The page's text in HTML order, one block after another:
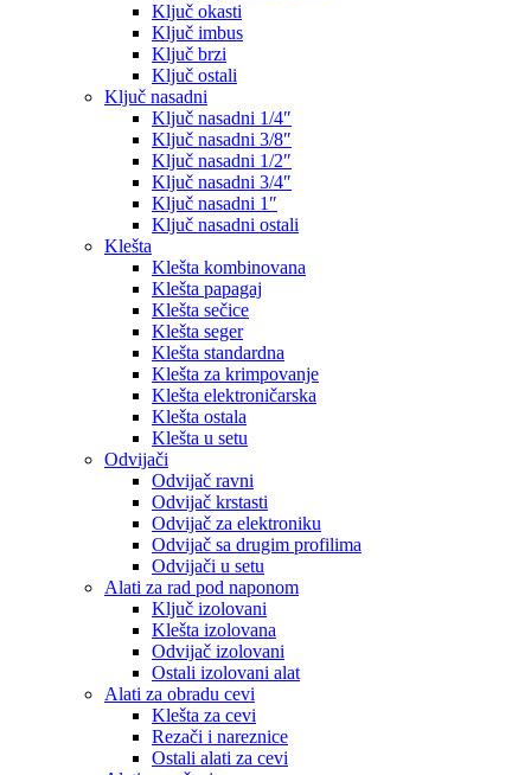
Ključ okasti
Ključ imbus
Ključ brzi
Ključ ostali
Ključ nasadni
Ključ nasadni 1/4″
Ključ nasadni 3/8″
Ključ nasadni 1/2″
Ključ nasadni 3/4″
Ključ nasadni 1″
Ključ nasadni ostali
Klešta
Klešta kombinovana
Klešta papagaj
Klešta sečice
Klešta seger
Klešta standardna
Klešta za krimpovanje
Klešta elektroničarska
Klešta ostala
Klešta u setu
Odvijači
Odvijač ravni
Odvijač krstasti
Odvijač za elektroniku
Odvijač sa drugim profilima
Odvijači u setu
Alati za rad pod naponom
Ključ izolovani
Klešta izolovana
Odvijač izolovani
Ostali izolovani alat
Alati za obradu cevi
Klešta za cevi
Rezači i nareznice
Ostali alati za cevi